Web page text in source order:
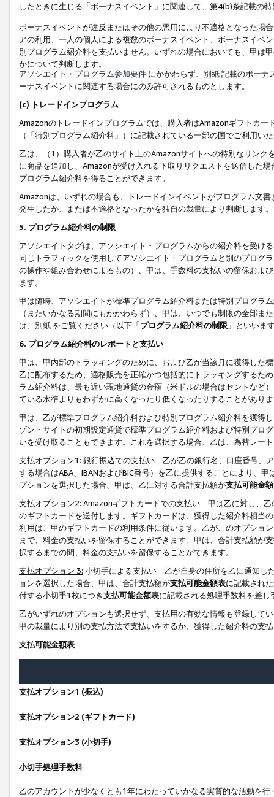
したときに生じる「ボーナスイベント」に関連して、第4(b)条記載の
ボーナスイベントが違反またはその他の悪用により不適格となった場
アの利用、一人の個人による複数のボーナスイベント、ボーナスイベ
別プログラム紹介料を支払いません。いずれの場合においても、甲は
かについて判断します。
アソシエイト・プログラム参加要件 にかかわらず、 別紙記載のボーナ
ーナスイベントに関連する場合にのみ許可されるものとします。
(c) トレードインプログラム
Amazonのトレードインプログラムでは、購入者はAmazonギフトカ
（「特別プログラム紹介料」）に記載されている一部の国でご利用い
乙は、（1）購入者が乙のサイト上のAmazonサイトへの特別なリン
に商品を追加し、Amazonが受け入れる下取りリクエストを送信した
プログラム紹介料を得ることができます。
Amazonは、いずれの場合も、トレードインイベントがプログラム文
発生したか、または不適格となったかを独自の裁量により判断します。
5. プログラム紹介料の制限
アソシエイトタグは、アソシエイト・プログラムからの紹介料を受け
同じトラフィックを使用してアソシエイト・プログラムと別のプログ
の操作や組み合わせによるもの）、甲は、手数料の支払いの留保およ
ます。
甲は随時、アソシエイトが標準プログラム紹介料または特別プログラ
（またいかなる期間にもかかわらず）、甲は、いつでも制限の全部
は、 別紙 をご覧ください（以下「プログラム紹介料の制限 」といいま
6. プログラム紹介料のレポートと支払い
甲は、甲内部のトラッキングのために、および乙が当該月に獲得した
乙に配布するため、適格販売を正確かつ包括的にトラッキングするた
ラム紹介料は、最も近い現地通貨の金額（米ドルの場合はセントなど
ている水準よりもわずかに高くなったり低くなったりすることがあり
甲は、乙が標準プログラム紹介料および特別プログラム紹介料を獲得
ゾン・サイトの初期設定通貨で標準プログラム紹介料および特別プロ
いを受け取ることもできます。これを選択する場合、乙は、為替レー
支払オプション1: 銀行振込での支払い 乙が乙の銀行名、口座番号、
する場合はABA、IBANおよびBIC番号）を乙に提供することにより、
プションを選択した場合、甲は、乙に対する合計支払額が支払可能金
支払オプション2: Amazonギフトカードでの支払い 甲は乙に対し、乙
のギフトカードを送付します。ギフトカードは、獲得した紹介料相当
利用は、甲のギフトカードの利用条件に従います。乙がこのオプショ
まで、料金の支払いを留保することができます。甲は、合計支払額が
択するまでの間、料金の支払いを留保することができます。
支払オプション 3: 小切手による支払い 乙が自身の住所を乙に通知し
ョンを選択した場合、甲は、合計支払額が支払可能金額表に記載され
付する小切手1枚につき支払可能金額表に記載される処理手数料を差し
乙がいずれのオプションも選択せず、支払用の有効な情報も登録して
甲の裁量により別の支払方法で支払いをするか、獲得した紹介料の支
支払可能金額表
支払オプション1 (振込)
支払オプション2 (ギフトカード)
支払オプション3 (小切手)
小切手処理手数料
乙のアカウントが少なくとも1年にわたっていかなる実質的な活動を